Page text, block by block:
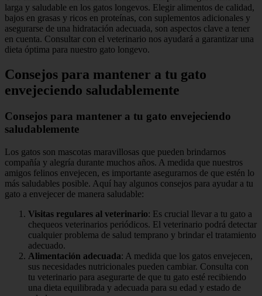
larga y saludable en los gatos longevos. Elegir alimentos de calidad,
bajos en grasas y ricos en proteínas, con suplementos adicionales y
asegurarse de una hidratación adecuada, son aspectos clave a tener
en cuenta. Consultar con el veterinario nos ayudará a garantizar una
dieta óptima para nuestro gato longevo.
Consejos para mantener a tu gato
envejeciendo saludablemente
Consejos para mantener a tu gato envejeciendo
saludablemente
Los gatos son mascotas maravillosas que pueden brindarnos
compañía y alegría durante muchos años. A medida que nuestros
amigos felinos envejecen, es importante asegurarnos de que estén lo
más saludables posible. Aquí hay algunos consejos para ayudar a tu
gato a envejecer de manera saludable:
Visitas regulares al veterinario: Es crucial llevar a tu gato a
chequeos veterinarios periódicos. El veterinario podrá detectar
cualquier problema de salud temprano y brindar el tratamiento
adecuado.
Alimentación adecuada: A medida que los gatos envejecen,
sus necesidades nutricionales pueden cambiar. Consulta con
tu veterinario para asegurarte de que tu gato esté recibiendo
una dieta equilibrada y adecuada para su edad y estado de